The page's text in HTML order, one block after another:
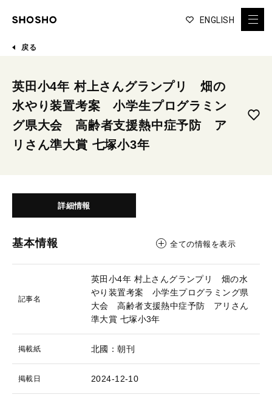
ENGLISH
戻る
英田小4年 村上さんグランプリ 畑の
水やり装置考案 小学生プログラミン
グ県大会 高齢者支援熱中症予防 ア
リさん準大賞 七塚小3年
詳細情報
基本情報 全ての情報を表示
記事名
英田小4年 村上さんグランプリ 畑の水
やり装置考案 小学生プログラミング県
大会 高齢者支援熱中症予防 アリさん
準大賞 七塚小3年
掲載紙 北國：朝刊
掲載日 2024-12-10